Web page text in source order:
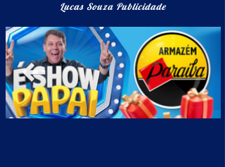
Lucas Souza Publicidade